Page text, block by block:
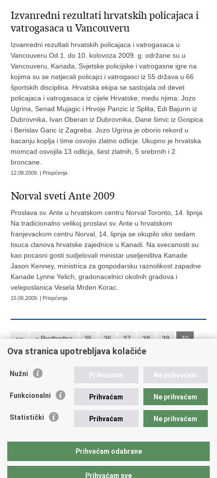
Izvanredni rezultati hrvatskih policajaca i
vatrogasaca u Vancouveru
Izvanredni rezultati hrvatskih policajaca i vatrogasaca u
Vancouveru Od 1. do 10. kolovoza 2009. g. održane su u
Vancouveru, Kanada, Svjetske policijske i vatrogasne igre na
kojima su se natjecali policajci i vatrogasci iz 55 država u 66
športskih disciplina. Hrvatska ekipa se sastojala od devet
policajaca i vatrogasaca iz cijele Hrvatske, medu njima: Jozo
Ugrina, Senad Mujagic i Hrvoje Panzic iz Splita, Edi Bajurin iz
Dubrovnika, Ivan Oberan iz Dubrovnika, Dane šimic iz Gospica
i Berislav Garic iz Zagreba. Jozo Ugrina je oborio rekord u
bacanju koplja i time osvojio zlatno odlicje. Ukupno je hrvatska
momcad osvojila 13 odlicja, šest zlatnih, 5 srebrnih i 2
broncane.
12.08.2009. | Priopćenja
Norval sveti Ante 2009
Proslava sv. Ante u hrvatskom centru Norval Toronto, 14. lipnja
Na tradicionalno velikoj proslavi sv. Ante u hrvatskom
franjevackom centru Norval, 14. lipnja se okupilo oko sedam
tisuca clanova hrvatske zajednice u Kanadi. Na svecanosti su
kao pocasni gosti sudjelovali ministar useljeništva Kanade
Jason Kenney, ministrica za gospodarsku raznolikost zapadne
Kanade Lynne Yelich, gradonacelnici okolnih gradova i
veleposlanica Vesela Mrden Korac.
15.06.2009. | Priopćenja
«« « Prethodna 35 36 37 38 39
40
41
42 43 44 Sljedeća » »»
Republika Hrvatska
Trg N.Š. Zrinskog 7-8, 10000 Zagreb
fax: +385 (0)1 4551 795, +385 (0)1 4920 149
ministarstvo@mvep.hr
Ova stranica upotrebljava kolačiće
Nužni Prihvaćam Ne prihvaćam
Funkcionalni Prihvaćam Ne prihvaćam
Statistički Prihvaćam Ne prihvaćam
Prihvaćam odabrane
Prihvaćam sve